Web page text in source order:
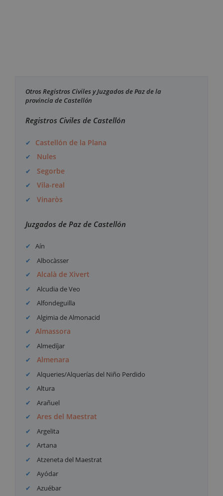
Otros Registros Civiles y Juzgados de Paz de la
provincia de Castellón
Registros Civiles de Castellón
Castellón de la Plana
Nules
Segorbe
Vila-real
Vinaròs
Juzgados de Paz de Castellón
Aín
Albocàsser
Alcalà de Xivert
Alcudia de Veo
Alfondeguilla
Algimia de Almonacid
Almassora
Almedíjar
Almenara
Alqueries/Alquerías del Niño Perdido
Altura
Arañuel
Ares del Maestrat
Argelita
Artana
Atzeneta del Maestrat
Ayódar
Azuébar